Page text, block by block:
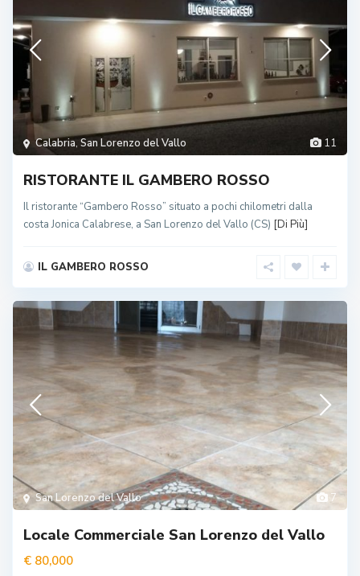
11
Calabria,San Lorenzo del Vallo
RISTORANTE IL GAMBERO ROSSO
Il ristorante “Gambero Rosso” situato a pochi chilometri dalla
costa Jonica Calabrese, a San Lorenzo del Vallo (CS) [Di Più]
IL GAMBERO ROSSO
7
San Lorenzo del Vallo
Locale Commerciale San Lorenzo del Vallo
€ 80,000